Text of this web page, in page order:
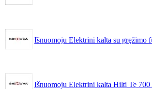
Išnuomoju Elektrini kalta su gręžimo
Išnuomoju Elektrini kalta Hilti Te 700